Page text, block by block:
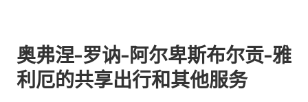
奥弗涅-罗讷-阿尔卑斯布尔贡-雅
利厄的共享出行和其他服务